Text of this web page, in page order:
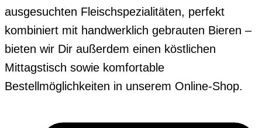
ausgesuchten Fleischspezialitäten, perfekt
kombiniert mit handwerklich gebrauten Bieren –
bieten wir Dir außerdem einen köstlichen
Mittagstisch sowie komfortable
Bestellmöglichkeiten in unserem Online-Shop.